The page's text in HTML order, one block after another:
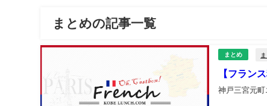
まとめの記事一覧
まとめ
【フラン
神戸三宮元町